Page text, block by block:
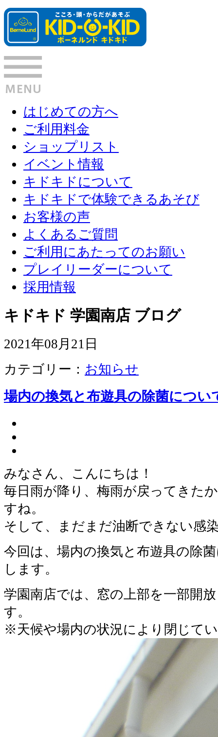
はじめての方へ
ご利用料金
ショップリスト
イベント情報
キドキドについて
キドキドで体験できるあそび
お客様の声
よくあるご質問
ご利用にあたってのお願い
プレイリーダーについて
採用情報
キドキド 学園南店 ブログ
2021年08月21日
カテゴリー： お知らせ
場内の換気と布遊具の除菌につい
みなさん、こんにちは！
毎日雨が降り、梅雨が戻ってきた
すね。
そして、まだまだ油断できない感
今回は、場内の換気と布遊具の除
します。
学園南店では、窓の上部を一部開
す。
※天候や場内の状況により閉じて